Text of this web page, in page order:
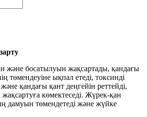
және босатылуын жақсартады, қандағы
төмендеуіне ықпал етеді, токсинді
қандағы қант деңгейін реттейді,
жақсартуға көмектеседі. Жүрек-қан
дамуын төмендетеді және жүйке